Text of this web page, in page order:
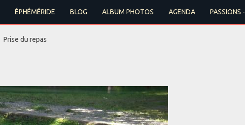
ÉPHÉMÉRIDE BLOG ALBUM PHOTOS AGENDA PASSIONS
Prise du repas